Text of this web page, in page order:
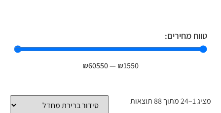
טווח מחירים:
₪1550
—
₪60550
מציג 1–24 מתוך 88 תוצאות